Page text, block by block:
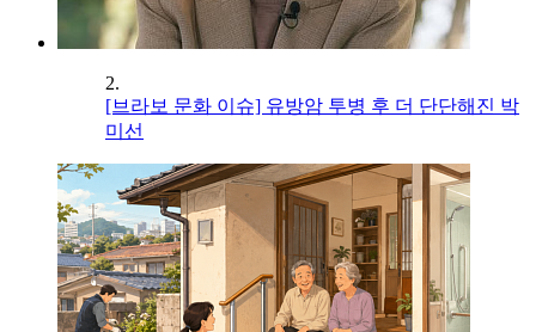
2.
[브라보 문화 이슈] 유방암 투병 후 더 단단해진 박
미선